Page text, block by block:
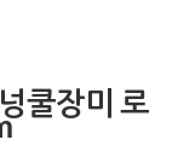
쿨장미 로